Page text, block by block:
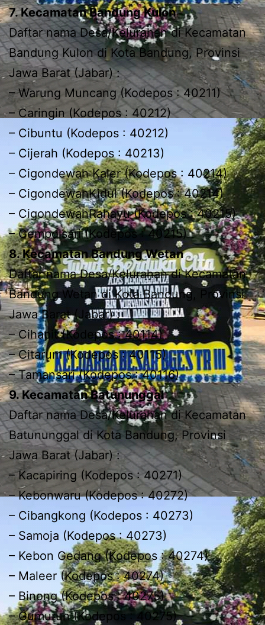
7. Kecamatan Bandung Kulon
Daftar nama Desa/Kelurahan di Kecamatan
Bandung Kulon di Kota Bandung, Provinsi
Jawa Barat (Jabar) :
– Warung Muncang (Kodepos : 40211)
– Caringin (Kodepos : 40212)
– Cibuntu (Kodepos : 40212)
– Cijerah (Kodepos : 40213)
– Cigondewah Kaler (Kodepos : 40214)
– CigondewahKidul (Kodepos : 40214)
– CigondewahRahayu (Kodepos : 40215)
– Gempolsari (Kodepos : 40215)
8. Kecamatan Bandung Wetan
Daftar nama Desa/Kelurahan di Kecamatan
Bandung Wetan di Kota Bandung, Provinsi
Jawa Barat (Jabar) :
– Cihapit (Kodepos : 40114)
– Citarum (Kodepos : 40115)
– Tamansari (Kodepos : 40116)
9. Kecamatan Batununggal
Daftar nama Desa/Kelurahan di Kecamatan
Batununggal di Kota Bandung, Provinsi
Jawa Barat (Jabar) :
– Kacapiring (Kodepos : 40271)
– Kebonwaru (Kodepos : 40272)
– Cibangkong (Kodepos : 40273)
– Samoja (Kodepos : 40273)
– Kebon Gedang (Kodepos : 40274)
– Maleer (Kodepos : 40274)
– Binong (Kodepos : 40275)
– Gumuruh (Kodepos : 40275)